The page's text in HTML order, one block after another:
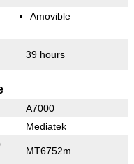
Amovible
39 hours
A7000
Mediatek
MT6752m